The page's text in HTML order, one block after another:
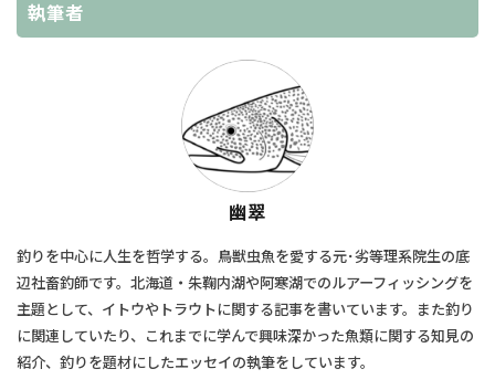
執筆者
幽翠
釣りを中心に人生を哲学する。鳥獣虫魚を愛する元･劣等理系院生の底
辺社畜釣師です。北海道・朱鞠内湖や阿寒湖でのルアーフィッシングを
主題として、​イトウやトラウトに関する記事を書いています。また釣り
に関連していたり、​これまでに学んで興味深かった魚類に関する知見の
紹介、釣りを題材にしたエッセイの執筆をしています。